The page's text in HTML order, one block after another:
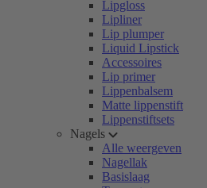
Lipgloss
Lipliner
Lip plumper
Liquid Lipstick
Accessoires
Lip primer
Lippenbalsem
Matte lippenstift
Lippenstiftsets
Nagels
Alle weergeven
Nagellak
Basislaag